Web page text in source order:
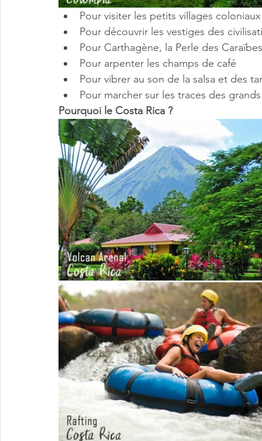
Pour visiter les petits villages coloniaux
Pour découvrir les vestiges des
Pour Carthagène, la Perle des
Pour arpenter les champs de café
Pour vibrer au son de la salsa et des
Pour marcher sur les traces des
Pourquoi le Costa Rica ?